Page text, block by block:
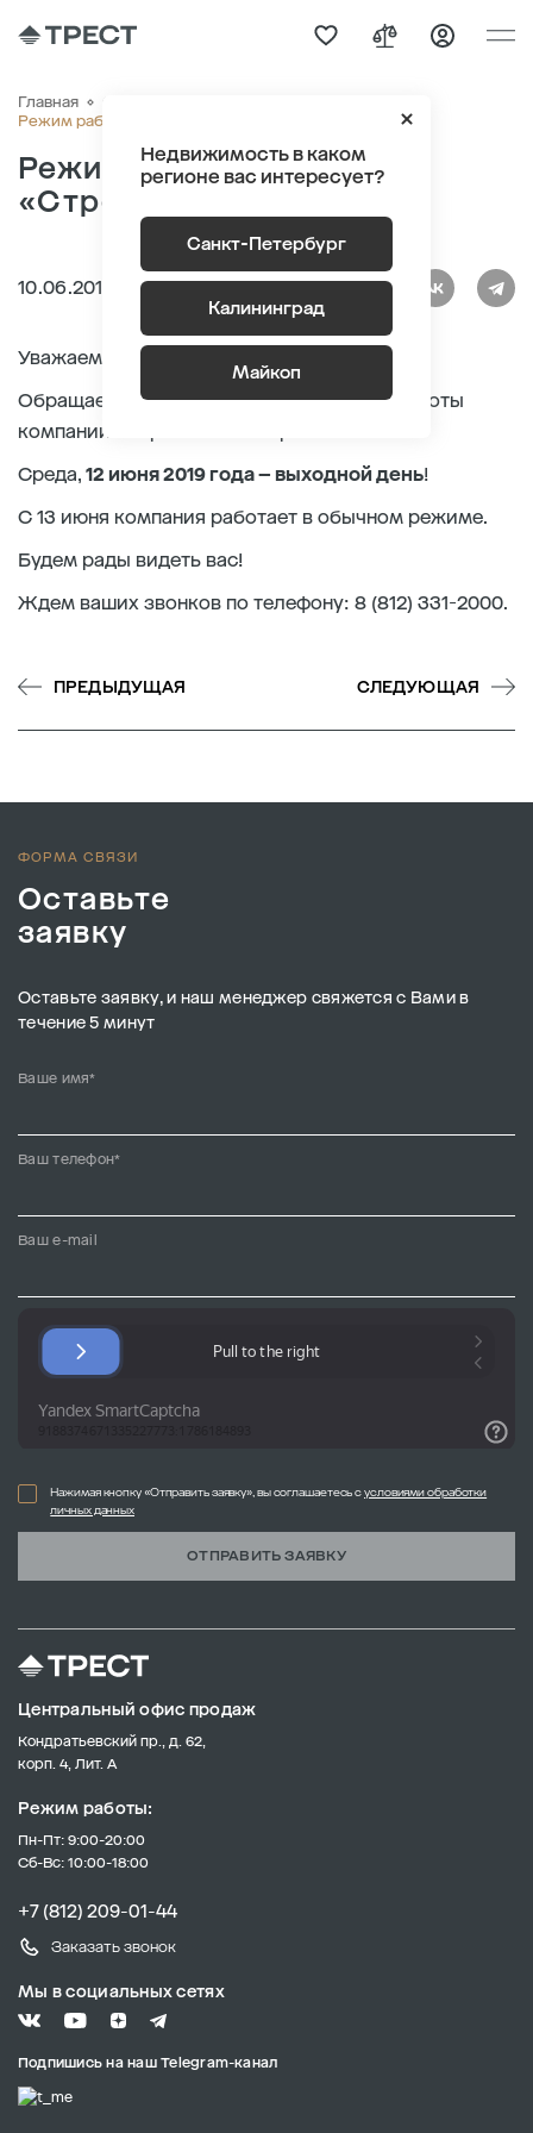
Недвижимость в каком
регионе вас интересует?
Санкт-Петербург
Калининград
Майкоп
Главная
Режим работы компании «Строительный трест»
Режим работы компании
«Строительный трест»
10.06.2019
Уважаемые покупатели!
Обращаем внимание на особый режим работы
компании «Строительный трест».
Среда, 12 июня 2019 года – выходной день!
С 13 июня компания работает в обычном режиме.
Будем рады видеть вас!
Ждем ваших звонков по телефону: 8 (812) 331-2000.
ПРЕДЫДУЩАЯ СЛЕДУЮЩАЯ
ФОРМА СВЯЗИ
Оставьте
заявку
Оставьте заявку, и наш менеджер свяжется с Вами в
течение 5 минут
Ваше имя*
Ваш телефон*
Ваш e-mail
Нажимая кнопку «Отправить заявку», вы соглашаетесь сусловиями обработки
личных данных
ОТПРАВИТЬ ЗАЯВКУ
Центральный офис продаж
Кондратьевский пр., д. 62,
корп. 4, Лит. А
Режим работы:
Пн-Пт: 9:00-20:00
Сб-Вс: 10:00-18:00
+7 (812) 209-01-44
Заказать звонок
Мы в социальных сетях
Подпишись на наш Telegram-канал